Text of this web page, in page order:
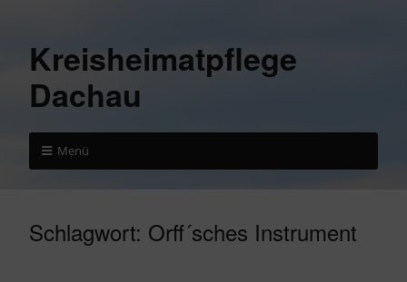
Kreisheimatpflege
Dachau
Menü
Schlagwort: Orff´sches Instrument